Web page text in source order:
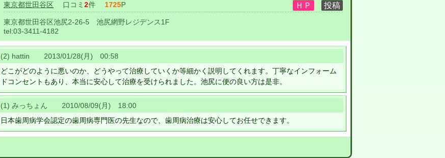
東京都世田谷区 口コミ 2件 1725P
東京都世田谷区池尻2-26-5 池尻網野レジデンス1F
tel:03-3411-4182
(2) hattin 2013/01/28(月) 00:58
どこがどのように悪いのか、どうやって治療していくか等細かく説明してくれます。丁寧なインフォーム
ドコンセントもあり、本当に安心して治療を受けられました。池尻に便の良い方は是非。
(1) みっちょん 2010/08/09(月) 18:00
日本歯周病学会認定の歯周病専門医の先生なので、歯周病治療は安心してお任せできます。